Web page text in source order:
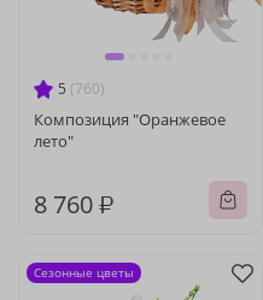
5 (760)
Композиция "Оранжевое
лето"
8 760 ₽
Сезонные цветы